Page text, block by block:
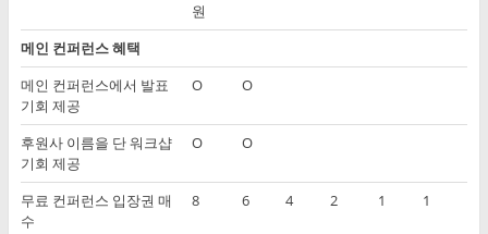
원
메인 컨퍼런스 혜택
메인 컨퍼런스에서 발표
기회 제공
O O
후원사 이름을 단 워크샵
기회 제공
O O
무료 컨퍼런스 입장권 매
수
8 6 4 2 1 1